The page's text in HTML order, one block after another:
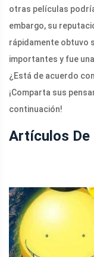
otras películas
embargo, su
rápidamente obtuvo
importantes y fue
¿Está de acuerdo
¡Comparta sus
continuación!
Artículos De